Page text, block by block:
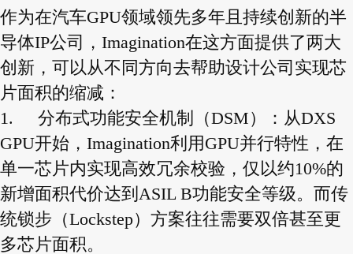
作为在汽车GPU领域领先多年且持续创新的半
导体IP公司，Imagination在这方面提供了两大
创新，可以从不同方向去帮助设计公司实现芯
片面积的缩减：
1.
分布式功能安全机制（DSM）：从DXS
GPU开始，Imagination利用GPU并行特性，在
单一芯片内实现高效冗余校验，仅以约10%的
新增面积代价达到ASIL B功能安全等级。而传
统锁步（Lockstep）方案往往需要双倍甚至更
多芯片面积。